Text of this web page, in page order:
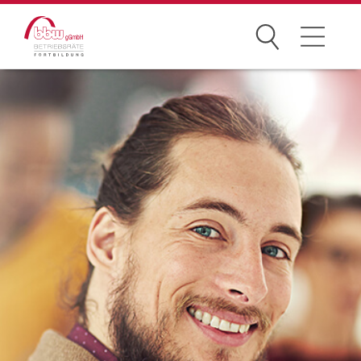
Suchen
Betriebsverfassungsrecht
Arbeitsrecht
Grundlagen-Seminare
Arbeits- & Gesundheitsschutz
Arbeit 4.0 & Datenschutz
Kommunikation
Praktische Gremienarbeit
Wirtschaft & Entgelt